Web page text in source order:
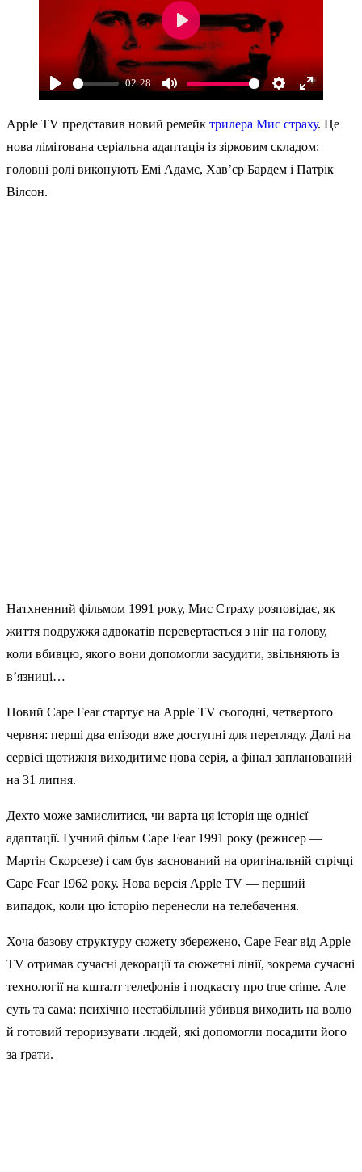
Play
02:28
Mute Settings
Enter
fullscreen
Play
Apple TV представив новий ремейк трилера Мис страху. Це
нова лімітована серіальна адаптація із зірковим складом:
головні ролі виконують Емі Адамс, Хав’єр Бардем і Патрік
Вілсон.
Натхненний фільмом 1991 року, Мис Страху розповідає, як
життя подружжя адвокатів перевертається з ніг на голову,
коли вбивцю, якого вони допомогли засудити, звільняють із
в’язниці…
Новий Cape Fear стартує на Apple TV сьогодні, четвертого
червня: перші два епізоди вже доступні для перегляду. Далі на
сервісі щотижня виходитиме нова серія, а фінал запланований
на 31 липня.
Дехто може замислитися, чи варта ця історія ще однієї
адаптації. Гучний фільм Cape Fear 1991 року (режисер —
Мартін Скорсезе) і сам був заснований на оригінальній стрічці
Cape Fear 1962 року. Нова версія Apple TV — перший
випадок, коли цю історію перенесли на телебачення.
Хоча базову структуру сюжету збережено, Cape Fear від Apple
TV отримав сучасні декорації та сюжетні лінії, зокрема сучасні
технології на кшталт телефонів і подкасту про true crime. Але
суть та сама: психічно нестабільний убивця виходить на волю
й готовий тероризувати людей, які допомогли посадити його
за ґрати.